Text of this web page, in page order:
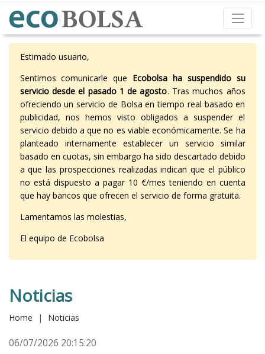
Estimado usuario,
Sentimos comunicarle que Ecobolsa ha suspendido su
servicio desde el pasado 1 de agosto. Tras muchos años
ofreciendo un servicio de Bolsa en tiempo real basado en
publicidad, nos hemos visto obligados a suspender el
servicio debido a que no es viable económicamente. Se ha
planteado internamente establecer un servicio similar
basado en cuotas, sin embargo ha sido descartado debido
a que las prospecciones realizadas indican que el público
no está dispuesto a pagar 10 €/mes teniendo en cuenta
que hay bancos que ofrecen el servicio de forma gratuita.
Lamentamos las molestias,
El equipo de Ecobolsa
Noticias
Home | Noticias
06/07/2026 20:15:20